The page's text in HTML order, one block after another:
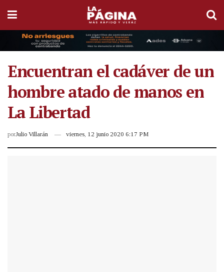
Encuentran el cadáver de un
hombre atado de manos en
La Libertad
porJulio Villarán viernes, 12 junio 2020 6:17 PM